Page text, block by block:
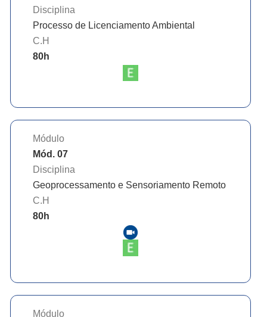
Disciplina
Processo de Licenciamento Ambiental
C.H
80h
Módulo
Mód. 07
Disciplina
Geoprocessamento e Sensoriamento Remoto
C.H
80h
Módulo